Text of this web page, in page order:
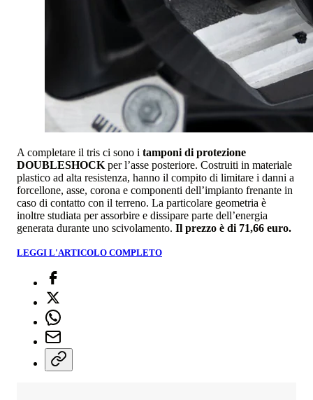
A completare il tris ci sono i tamponi di protezione
DOUBLESHOCK per l’asse posteriore. Costruiti in materiale
plastico ad alta resistenza, hanno il compito di limitare i danni a
forcellone, asse, corona e componenti dell’impianto frenante in
caso di contatto con il terreno. La particolare geometria è
inoltre studiata per assorbire e dissipare parte dell’energia
generata durante uno scivolamento. Il prezzo è di 71,66 euro.
LEGGI L'ARTICOLO COMPLETO